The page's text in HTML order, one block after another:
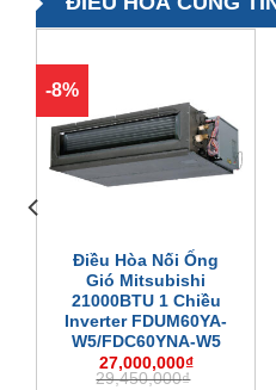
-8%
Điều Hòa Nối Ống
Gió Mitsubishi
21000BTU 1 Chiều
Inverter FDUM60YA-
W5/FDC60YNA-W5
29,450,000₫
27,000,000₫